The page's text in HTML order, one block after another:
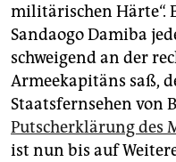
epaper login
militärischen Härte“.
Sandaogo Damiba
schweigend an der
Armeekapitäns saß,
Staatsfernsehen von
Putscherklärung des
ist nun bis auf